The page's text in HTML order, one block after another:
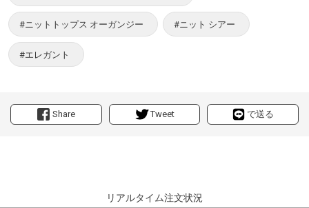
Share Tweet で送る
#ニットトップス オーガンジー #ニット シアー
#エレガント
リアルタイム注文状況